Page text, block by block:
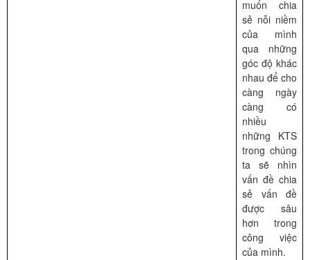
muốn chia
sẻ nỗi niềm
của mình
qua những
góc độ khác
nhau để cho
càng ngày
càng có
nhiều
những KTS
trong chúng
ta sẽ nhìn
vấn đề chia
sẻ vấn đề
được sâu
hơn trong
công việc
của mình.